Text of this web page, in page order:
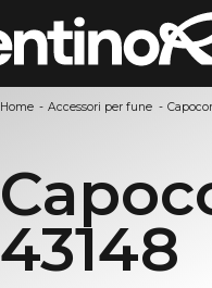
Home - Accessori per fune -
43148